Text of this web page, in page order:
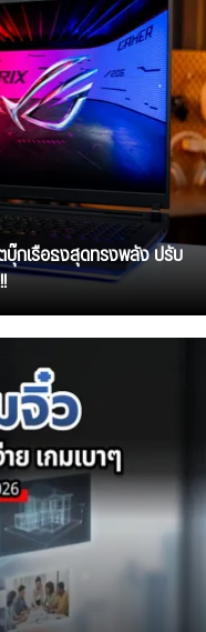
บุ๊กเรือธงสุดทรงพลัง ปรับ